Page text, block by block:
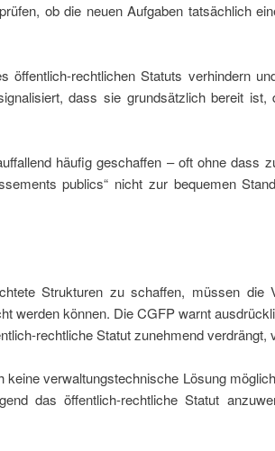
ob die neuen Aufgaben tatsächlich
öffentlich-rechtlichen Statuts verhindern
dass sie grundsätzlich bereit
häufig geschaffen – oft ohne
publics“ nicht zur bequemen
Strukturen zu schaffen, müssen
werden können. Die CGFP warnt
rechtliche Statut zunehmend
verwaltungstechnische Lösung
das öffentlich-rechtliche Statut